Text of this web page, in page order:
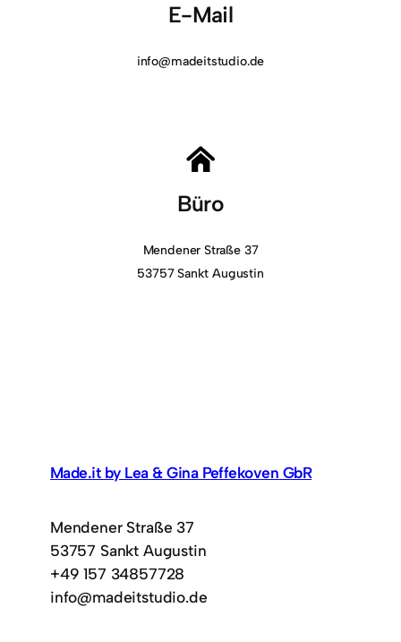
E-Mail
info@madeitstudio.de
Büro
Mendener Straße 37
53757 Sankt Augustin
Made.it by Lea & Gina Peffekoven GbR
Mendener Straße 37
53757 Sankt Augustin
+49 157 34857728
info@madeitstudio.de